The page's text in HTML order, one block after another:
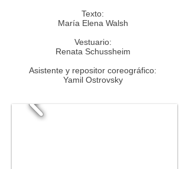
Texto:
María Elena Walsh
Vestuario:
Renata Schussheim
Asistente y repositor coreográfico:
Yamil Ostrovsky